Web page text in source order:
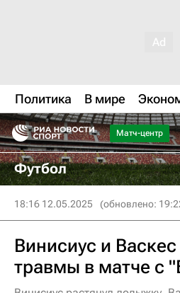
Политика В мире
Матч-центр
Футбол
18:16 12.05.2025 (обновлено:
Винисиус и
травмы в матче с